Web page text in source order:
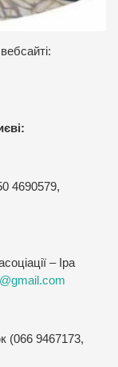
:
4690579,
– Іра
(066 9467173,